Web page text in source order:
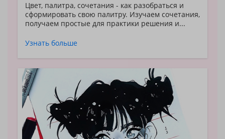
Цвет, палитра, сочетания - как разобраться и
сформировать свою палитру. Изучаем сочетания,
получаем простые для практики решения и...
Узнать больше